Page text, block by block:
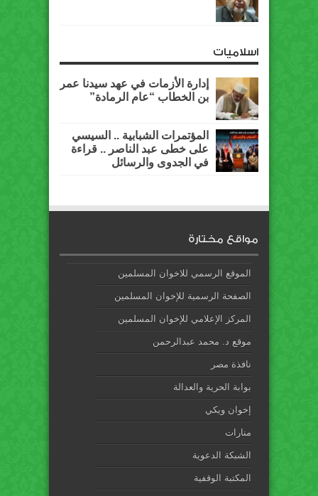
اسلاميات
إدارة الأزمات في عهد سيدنا عمر
بن الخطاب “عام الرمادة”
المؤتمرات الشبابية .. السيسي
على خطى عبد الناصر .. قراءة
في الجدوى والرسائل
مواقع مختارة
الموقع الرسمي للاخوان المسلمين
الصفحة الرسمية للإخوان المسلمين
المركز الإعلامي للإخوان المسلمين
موقع د. محمد عبدالرحمن
نافذة مصر
بوابة الحرية والعدالة
إخوان ويكي
منارات
الشبكة الدعوية
المكتبة الوقفية